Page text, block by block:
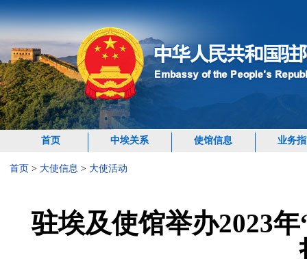
首页 中埃关系 使馆信息 业务
首页 > 大使信息 > 大使活动
驻埃及使馆举办2023